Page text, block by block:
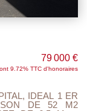
79 000 €
9.72% TTC d'honoraires
IDEAL 1 ER